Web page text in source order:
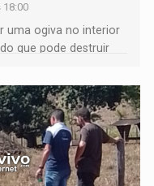
18:00
uma ogiva no interior
que pode destruir